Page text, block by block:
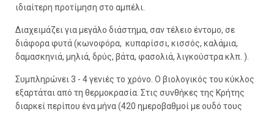
ιδιαίτερη προτίμηση στο αμπέλι.
Διαχειμάζει για μεγάλο διάστημα, σαν τέλειο έντομο, σε
διάφορα φυτά (κωνοφόρα, κυπαρίσσι, κισσός, καλάμια,
δαμασκηνιά, μηλιά, δρύς, βάτα, φασολιά, λιγκούστρα κλπ. ).
Συμπληρώνει 3 - 4 γενιές το χρόνο. Ο βιολογικός του κύκλος
εξαρτάται από τη θερμοκρασία. Στις συνθήκες της Κρήτης
διαρκεί περίπου ένα μήνα (420 ημεροβαθμοί με ουδό τους